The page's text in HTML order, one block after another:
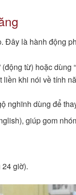
Đây là hành động
từ) hoặc dùng
khi nói về tính
nghĩnh dùng để
giúp gom
giờ).